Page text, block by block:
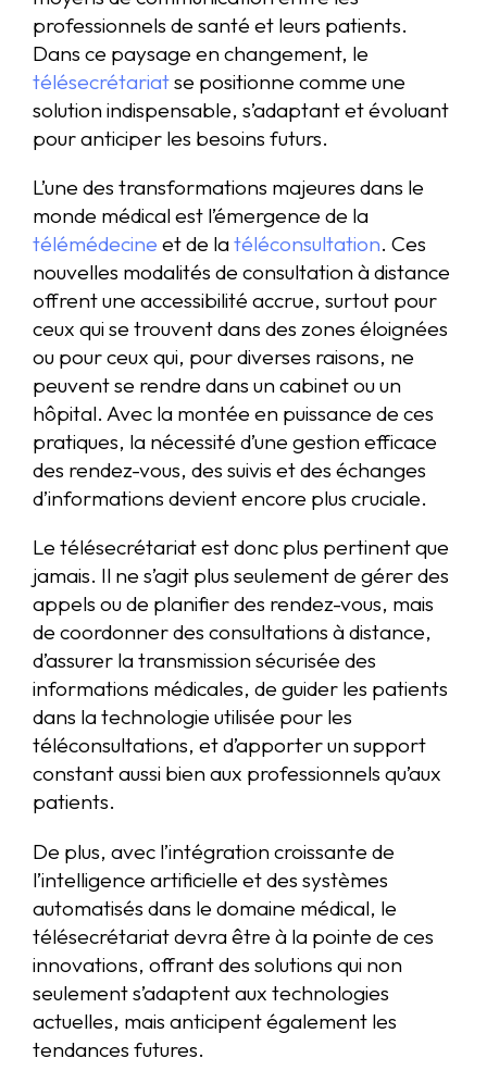
professionnels de santé et leurs patients.
Dans ce paysage en changement, le
télésecrétariatse positionne comme une
solution indispensable, s’adaptant et évoluant
pour anticiper les besoins futurs.
L’une des transformations majeures dans le
monde médical est l’émergence de la
télémédecine et de latéléconsultation. Ces
nouvelles modalités de consultation à distance
offrent une accessibilité accrue, surtout pour
ceux qui se trouvent dans des zones éloignées
ou pour ceux qui, pour diverses raisons, ne
peuvent se rendre dans un cabinet ou un
hôpital. Avec la montée en puissance de ces
pratiques, la nécessité d’une gestion efficace
des rendez-vous, des suivis et des échanges
d’informations devient encore plus cruciale.
Le télésecrétariat est donc plus pertinent que
jamais. Il ne s’agit plus seulement de gérer des
appels ou de planifier des rendez-vous, mais
de coordonner des consultations à distance,
d’assurer la transmission sécurisée des
informations médicales, de guider les patients
dans la technologie utilisée pour les
téléconsultations, et d’apporter un support
constant aussi bien aux professionnels qu’aux
patients.
De plus, avec l’intégration croissante de
l’intelligence artificielle et des systèmes
automatisés dans le domaine médical, le
télésecrétariat devra être à la pointe de ces
innovations, offrant des solutions qui non
seulement s’adaptent aux technologies
actuelles, mais anticipent également les
tendances futures.